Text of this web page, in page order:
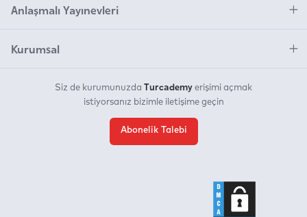
Anlaşmalı Yayınevleri
Kurumsal
Siz de kurumunuzda Turcademy erişimi açmak
istiyorsanız bizimle iletişime geçin
Abonelik Talebi